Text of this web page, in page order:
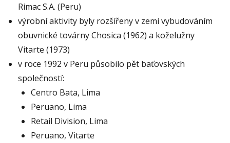
Rimac S.A. (Peru)
výrobní aktivity byly rozšířeny v zemi vybudováním
obuvnické továrny Chosica (1962) a koželužny
Vitarte (1973)
v roce 1992 v Peru působilo pět baťovských
společností:
Centro Bata, Lima
Peruano, Lima
Retail Division, Lima
Peruano, Vitarte